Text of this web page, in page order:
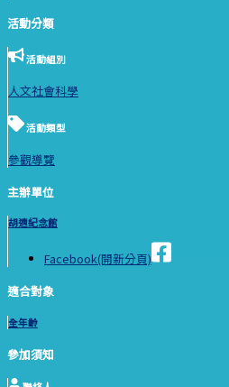
活動分類
活動組別
人文社會科學
活動類型
參觀導覽
主辦單位
胡適紀念館
Facebook(開新分頁)
適合對象
全年齡
參加須知